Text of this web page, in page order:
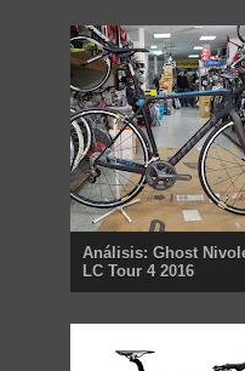
Análisis: Ghost
LC Tour 4 2016